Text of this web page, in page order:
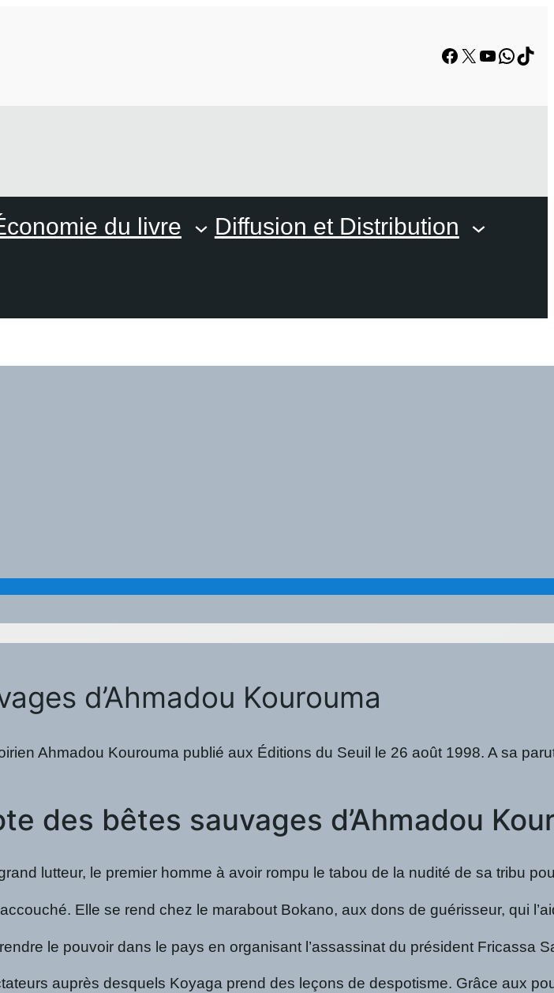
Facebook
X YouTube
du livre Diffusion et Distribution
d’Ahmadou Kourouma
Ahmadou Kourouma publié aux Éditions du Seuil le 26 août 1998. A sa
des bêtes sauvages d’Ahmadou
lutteur, le premier homme à avoir rompu le tabou de la nudité de sa tribu
Elle se rend chez le marabout Bokano, aux dons de guérisseur, qui
le pouvoir dans le pays en organisant l’assassinat du président
auprès desquels Koyaga prend des leçons de despotisme. Grâce aux